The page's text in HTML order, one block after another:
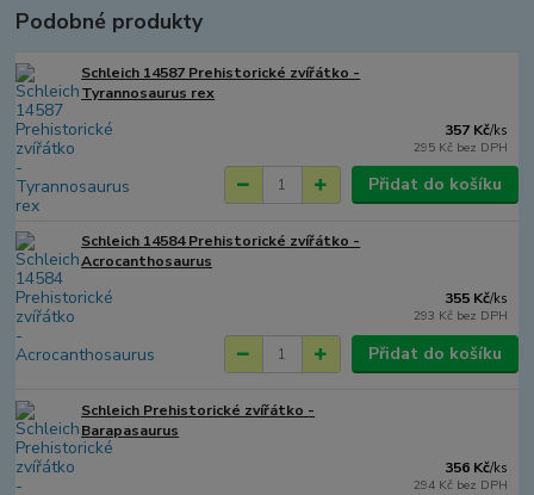
Podobné produkty
Schleich 14587 Prehistorické zvířátko -
Tyrannosaurus rex
357 Kč/ks
295 Kč bez DPH
Přidat do košíku
Schleich 14584 Prehistorické zvířátko -
Acrocanthosaurus
355 Kč/ks
293 Kč bez DPH
Přidat do košíku
Schleich Prehistorické zvířátko -
Barapasaurus
356 Kč/ks
294 Kč bez DPH